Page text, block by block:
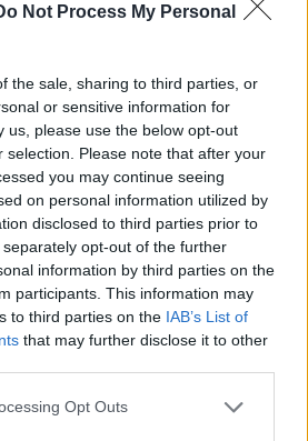
Not Process My Personal
the sale, sharing to third parties, or
or sensitive information for
us, please use the below opt-out
selection. Please note that after your
you may continue seeing
on personal information utilized by
disclosed to third parties prior to
opt-out of the further
information by third parties on the
participants. This information may
to third parties on the IAB’s List of
that may further disclose it to other
Opt Outs